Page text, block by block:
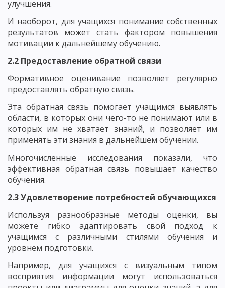
улучшения.
И наоборот, для учащихся понимание собственных
результатов может стать фактором повышения
мотивации к дальнейшему обучению.
2.2 Предоставление обратной связи
Формативное оценивание позволяет регулярно
предоставлять обратную связь.
Эта обратная связь помогает учащимся выявлять
области, в которых они чего-то не понимают или в
которых им не хватает знаний, и позволяет им
применять эти знания в дальнейшем обучении.
Многочисленные исследования показали, что
эффективная обратная связь повышает качество
обучения.
2.3 Удовлетворение потребностей обучающихся
Используя разнообразные методы оценки, вы
можете гибко адаптировать свой подход к
учащимся с различными стилями обучения и
уровнем подготовки.
Например, для учащихся с визуальным типом
восприятия информации могут использоваться